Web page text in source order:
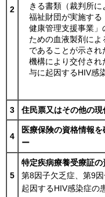
2
きる書類（裁判所
福祉財団が実施す
健康管理支援事業
ための血液製剤に
であることが示さ
機構により交付さ
与に起因するHIV感
3 住民票又はその他の
4
医療保険の資格情報
ー
5
特定疾病療養受療証
第8因子欠乏症、第9
起因するHIV感染症の